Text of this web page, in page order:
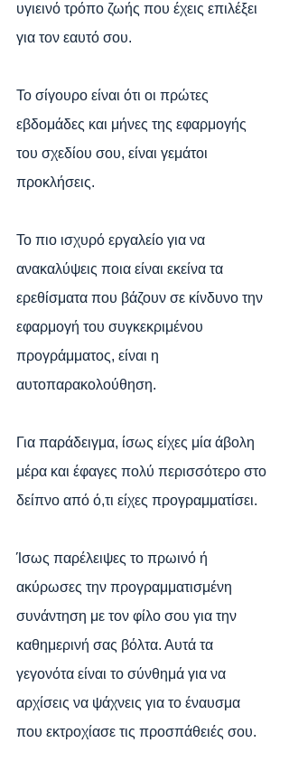
υγιεινό τρόπο ζωής που έχεις επιλέξει
για τον εαυτό σου.
Το σίγουρο είναι ότι οι πρώτες
εβδομάδες και μήνες της εφαρμογής
του σχεδίου σου, είναι γεμάτοι
προκλήσεις.
Το πιο ισχυρό εργαλείο για να
ανακαλύψεις ποια είναι εκείνα τα
ερεθίσματα που βάζουν σε κίνδυνο την
εφαρμογή του συγκεκριμένου
προγράμματος, είναι η
αυτοπαρακολούθηση.
Για παράδειγμα, ίσως είχες μία άβολη
μέρα και έφαγες πολύ περισσότερο στο
δείπνο από ό,τι είχες προγραμματίσει.
Ίσως παρέλειψες το πρωινό ή
ακύρωσες την προγραμματισμένη
συνάντηση με τον φίλο σου για την
καθημερινή σας βόλτα. Αυτά τα
γεγονότα είναι το σύνθημά για να
αρχίσεις να ψάχνεις για το έναυσμα
που εκτροχίασε τις προσπάθειές σου.